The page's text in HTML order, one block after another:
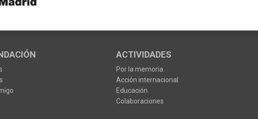
ACTIVIDADES
Por la memoria
Acción internacional
Educación
Colaboraciones